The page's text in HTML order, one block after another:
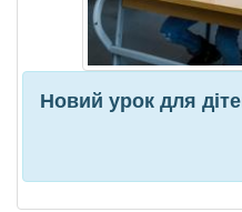
Новий урок для